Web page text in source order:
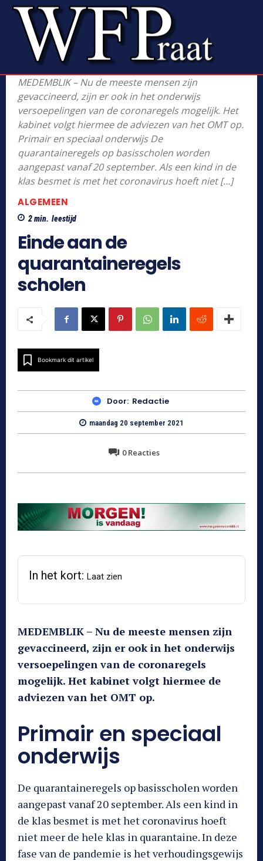
MEDEMBLIK – Nu de meeste mensen zijn
gevaccineerd, zijn er ook in het onderwijs
versoepelingen van de coronaregels mogelijk. Het
kabinet volgt hiermee de adviezen van het OMT op.
Primair en speciaal onderwijs De
quarantaineregels op basisscholen worden
aangepast vanaf 20 september. Als een kind in de
klas besmet is met het coronavirus hoeft niet […]
ALGEMEEN
2min. leestijd
Einde aan de
quarantaineregels
scholen
Bookmark dit artikel
Door: Redactie
maandag 20 september 2021
0Reacties
In het kort: Laat zien
MEDEMBLIK – Nu de meeste mensen zijn
gevaccineerd, zijn er ook in het onderwijs
versoepelingen van de coronaregels
mogelijk. Het kabinet volgt hiermee de
adviezen van het OMT op.
Primair en speciaal
onderwijs
De quarantaineregels op basisscholen worden
aangepast vanaf 20 september. Als een kind in
de klas besmet is met het coronavirus hoeft
niet meer de hele klas in quarantaine. In deze
fase van de pandemie is het verhoudingsgewijs